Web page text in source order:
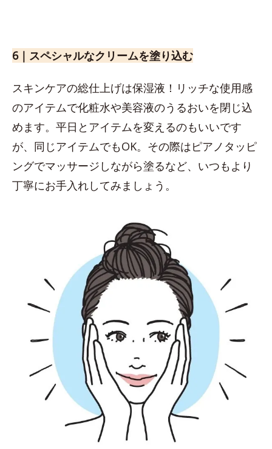
6｜スペシャルなクリームを塗り込む
スキンケアの総仕上げは保湿液！リッチな使用感
のアイテムで化粧水や美容液のうるおいを閉じ込
めます。平日とアイテムを変えるのもいいです
が、同じアイテムでもOK。その際はピアノタッピ
ングでマッサージしながら塗るなど、いつもより
丁寧にお手入れしてみましょう。